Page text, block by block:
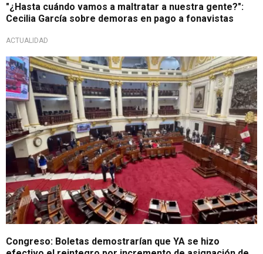
"¿Hasta cuándo vamos a maltratar a nuestra gente?":
Cecilia García sobre demoras en pago a fonavistas
ACTUALIDAD
¿Bonificación extra?
Congreso: Boletas demostrarían que YA se hizo